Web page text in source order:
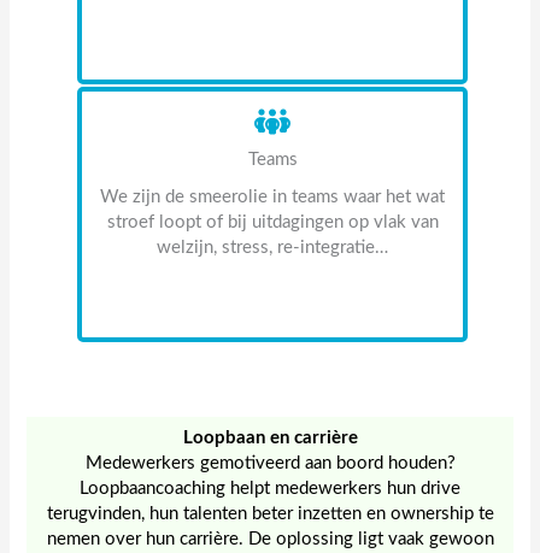
Teams
We zijn de smeerolie in teams waar het wat
stroef loopt of bij uitdagingen op vlak van
welzijn, stress, re-integratie…
Loopbaan en carrière
Medewerkers gemotiveerd aan boord houden?
Loopbaancoaching helpt medewerkers hun drive
terugvinden, hun talenten beter inzetten en ownership te
nemen over hun carrière. De oplossing ligt vaak gewoon